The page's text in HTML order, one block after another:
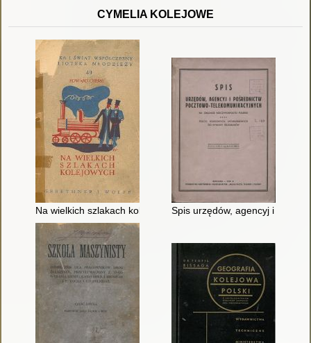
CYMELIA KOLEJOWE
Na wielkich szlakach kolejowychSpis urzędów, agencyj i